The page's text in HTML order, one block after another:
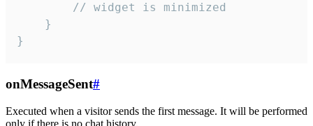
        // widget is minimized
    }
}
onMessageSent#
Executed when a visitor sends the first message. It will be performed
only if there is no chat history.